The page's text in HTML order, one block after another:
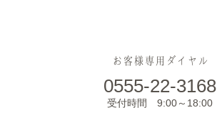
お客様専用ダイヤル
0555-22-3168
受付時間 9:00～18:00